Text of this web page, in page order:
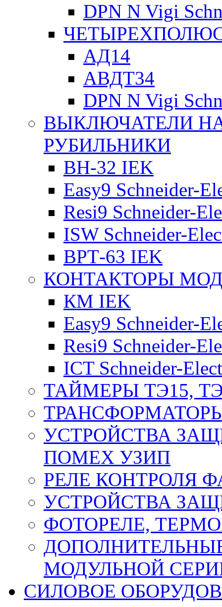
DPN N Vigi
АД14
АВДТ34
DPN N Vigi
ВЫКЛЮЧАТЕЛИ
РУБИЛЬНИКИ
ВН-32 IEK
Easy9 Schneider-
Resi9 Schneider-
ISW Schneider-
ВРТ-63 IEK
КОНТАКТОРЫ
КМ IEK
Easy9 Schneider-
Resi9 Schneider-
ICT Schneider-
ТАЙМЕРЫ ТЭ15,
УСТРОЙСТВА
ПОМЕХ УЗИП
РЕЛЕ КОНТРОЛЯ
УСТРОЙСТВА
ФОТОРЕЛЕ,
МОДУЛЬНОЙ
СИЛОВОЕ